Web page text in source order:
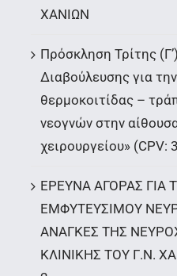
ΧΑΝΙΩΝ
Πρόσκληση Τρίτης
Διαβούλευσης για
θερμοκοιτίδας –
νεογνών στην
χειρουργείου» (CPV:
ΕΡΕΥΝΑ ΑΓΟΡΑΣ ΓΙΑ
ΕΜΦΥΤΕΥΣΙΜΟΥ
ΑΝΑΓΚΕΣ ΤΗΣ
ΚΛΙΝΙΚΗΣ ΤΟΥ Γ.Ν.